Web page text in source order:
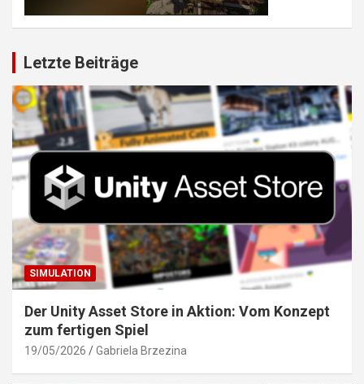
Letzte Beiträge
SIMULATION
Der Unity Asset Store in Aktion: Vom Konzept
zum fertigen Spiel
19/05/2026 Gabriela Brzezina